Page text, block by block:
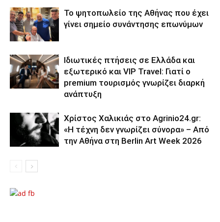
Το ψητοπωλείο της Αθήνας που έχει
γίνει σημείο συνάντησης επωνύμων
Ιδιωτικές πτήσεις σε Ελλάδα και
εξωτερικό και VIP Travel: Γιατί ο
premium τουρισμός γνωρίζει διαρκή
ανάπτυξη
Χρίστος Χαλικιάς στο Agrinio24.gr:
«Η τέχνη δεν γνωρίζει σύνορα» – Από
την Αθήνα στη Berlin Art Week 2026